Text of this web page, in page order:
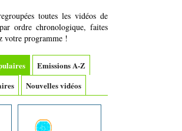
toutes les vidéos de
ordre chronologique, faites
votre programme !
Emissions A-Z
Nouvelles vidéos